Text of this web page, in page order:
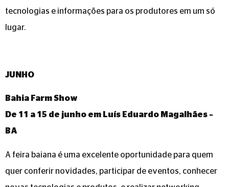
tecnologias e informações para os produtores em um só
lugar.
JUNHO
Bahia Farm Show
De 11 a 15 de junho em Luís Eduardo Magalhães –
BA
A feira baiana é uma excelente oportunidade para quem
quer conferir novidades, participar de eventos, conhecer